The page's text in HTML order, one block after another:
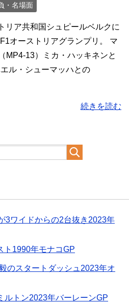
・名場面
リア共和国シュピールベルクに
オーストリアグランプリ。 マ
MP4-13）ミカ・ハッキネンと
ル・シューマッハとの
続きを読む
3ワイドからの2台抜き2023年
ト1990年モナコGP
のスタートダッシュ2023年オ
ルトン2023年バーレーンGP